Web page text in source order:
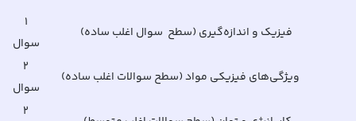
فیزیک و اندازه‌گیری (سطح سوال اغلب ساده)
۱
سوال
ویژگی‌های فیزیکی مواد (سطح سوالات اغلب ساده)
۲
سوال
۲